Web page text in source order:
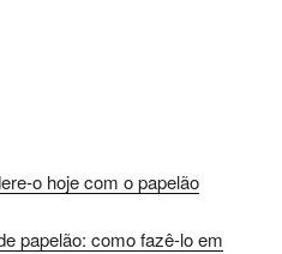
o hoje com o papelão
papelão: como fazê-lo em